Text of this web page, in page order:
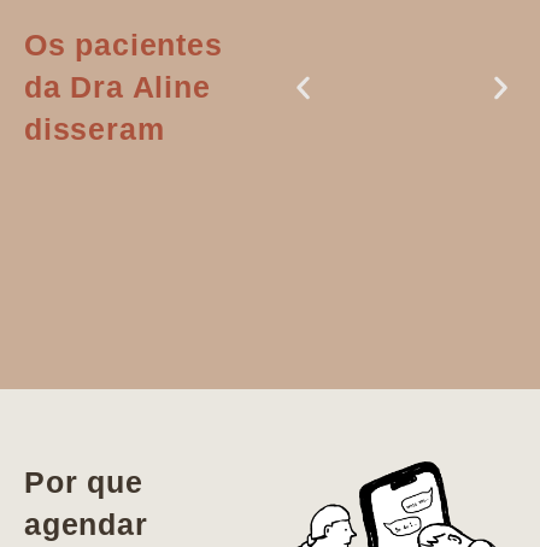
Os pacientes
da Dra Aline
disseram
vida. Ela me
encontrou num
estado misto de
Por que
agendar